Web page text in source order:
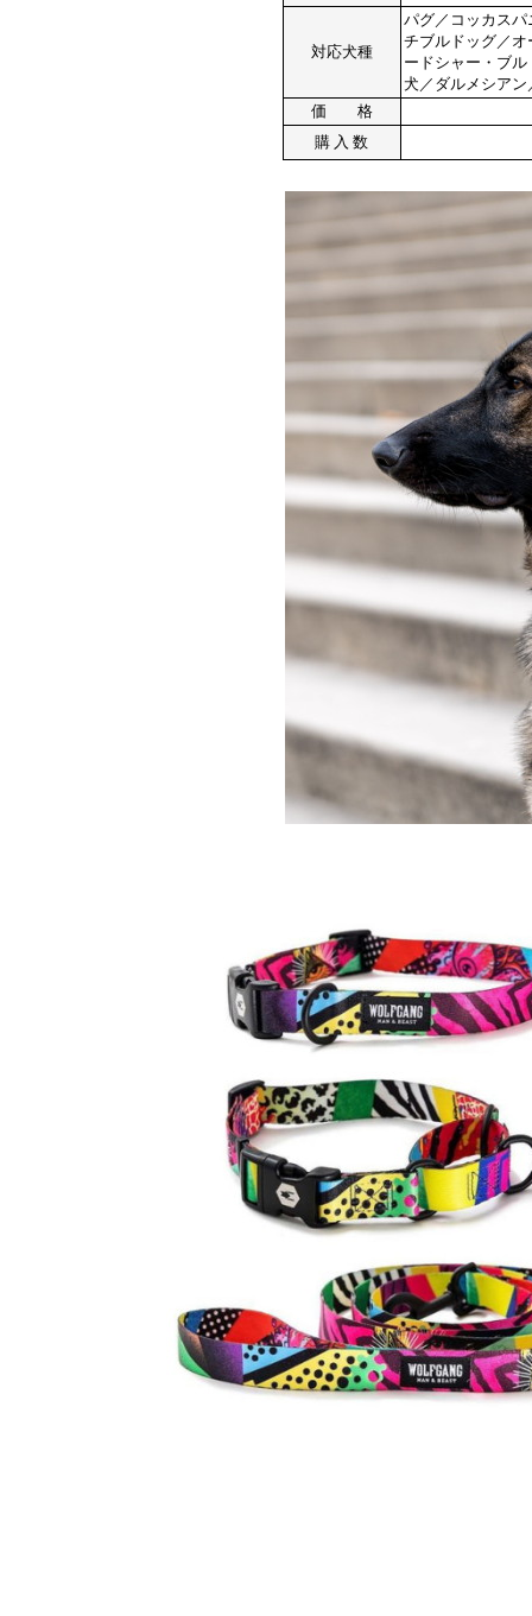
対応犬種
パグ／コッカス
チブルドッグ／
ードシャー・ブ
犬／ダルメシアン
価 格
購 入 数